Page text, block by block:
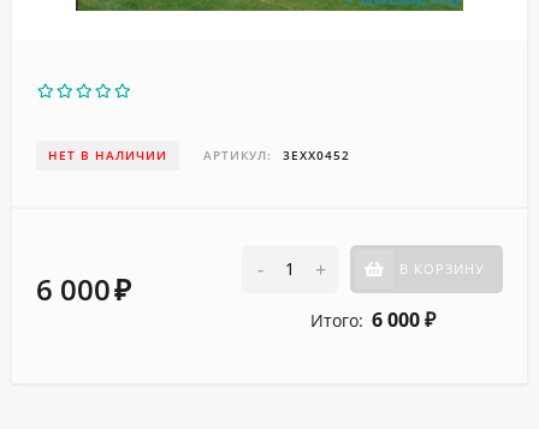
НЕТ В НАЛИЧИИ АРТИКУЛ: 3EXX0452
6 000₽
- + В КОРЗИНУ
Итого: 6 000 ₽